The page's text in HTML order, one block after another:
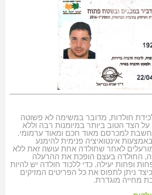
חולדות, מדובר במשימה לא פשוטה
הצד הטוב ביותר במיומנות רבה וללא
למכרסם מאוד חכם ומאוד ערמומי.
אינטואיציה פנימית להימנע
מורעלים לאחר שחולדה אחת עושה זאת ללא
החולדה בעצם הופכת את ההרעלה
ופחות יעילה. כדי ללכוד חולדה יש להיות
ניתן לתפוס את כל הפריטים המזיקים
מחייה מוגדרת.